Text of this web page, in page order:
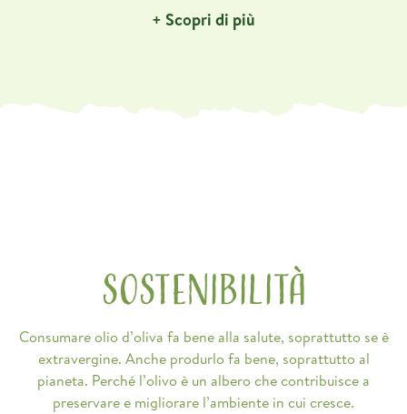
+ Scopri di più
SOSTENIBILITÀ
Consumare olio d’oliva fa bene alla salute, soprattutto se è
extravergine. Anche produrlo fa bene, soprattutto al
pianeta. Perché l’olivo è un albero che contribuisce a
preservare e migliorare l’ambiente in cui cresce.